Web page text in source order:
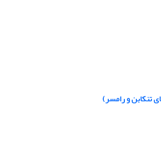
تنکابن و رامسر)